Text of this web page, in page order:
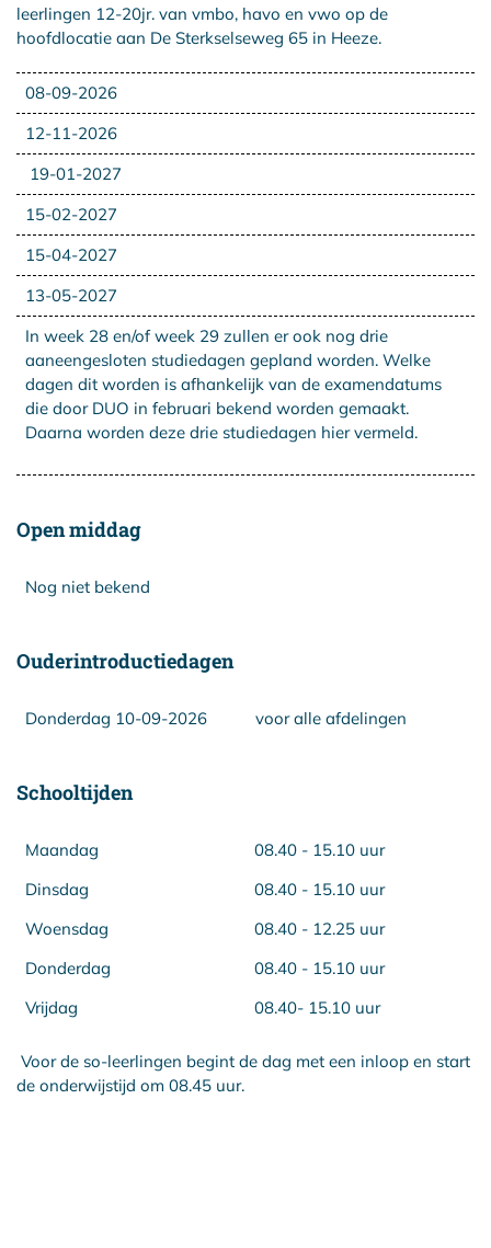
leerlingen 12-20jr. van vmbo, havo en vwo op de
hoofdlocatie aan De Sterkselseweg 65 in Heeze.
08-09-2026
12-11-2026
19-01-2027
15-02-2027
15-04-2027
13-05-2027
In week 28 en/of week 29 zullen er ook nog drie
aaneengesloten studiedagen gepland worden. Welke
dagen dit worden is afhankelijk van de examendatums
die door DUO in februari bekend worden gemaakt.
Daarna worden deze drie studiedagen hier vermeld.
Open middag
Nog niet bekend
Ouderintroductiedagen
Donderdag 10-09-2026 voor alle afdelingen
Schooltijden
Maandag
08.40 - 15.10 uur
Dinsdag
08.40 - 15.10 uur
Woensdag
08.40 - 12.25 uur
Donderdag
08.40 - 15.10 uur
Vrijdag
08.40- 15.10 uur
Voor de so-leerlingen begint de dag met een inloop en start
de onderwijstijd om 08.45 uur.